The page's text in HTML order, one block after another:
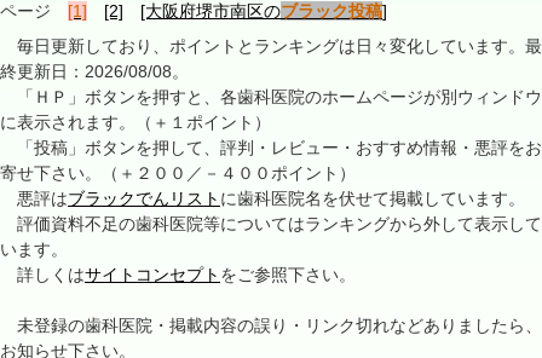
ページ [1] [2] [大阪府堺市南区のブラック投稿]
毎日更新しており、ポイントとランキングは日々変化しています。最
終更新日：2026/08/08。
「ＨＰ」ボタンを押すと、各歯科医院のホームページが別ウィンドウ
に表示されます。（＋１ポイント）
「投稿」ボタンを押して、評判・レビュー・おすすめ情報・悪評をお
寄せ下さい。（＋２００／－４００ポイント）
悪評はブラックでんリスト に歯科医院名を伏せて掲載しています。
評価資料不足の歯科医院等についてはランキングから外して表示して
います。
詳しくはサイトコンセプト をご参照下さい。
未登録の歯科医院・掲載内容の誤り・リンク切れなどありましたら、
お知らせ下さい。